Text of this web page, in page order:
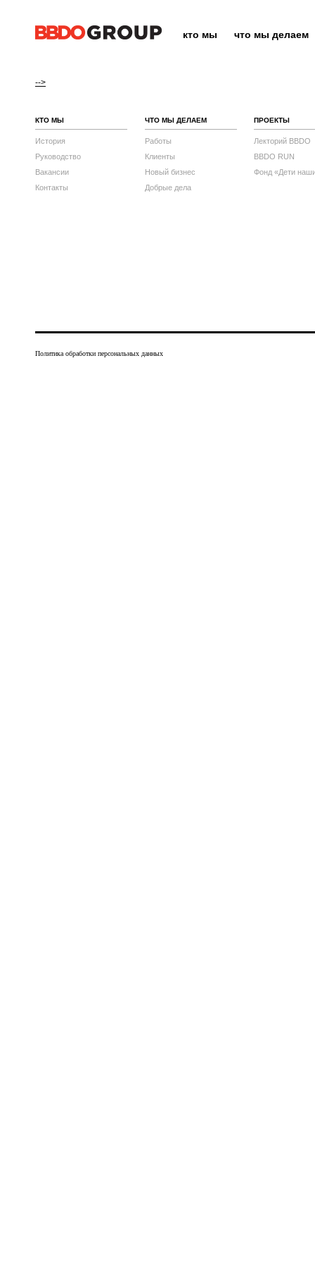
кто мы что мы делаем
-->
КТО МЫ
История
Руководство
Вакансии
Контакты
ЧТО МЫ ДЕЛАЕМ
Работы
Клиенты
Новый бизнес
Добрые дела
ПРОЕКТЫ
Лекторий BBDO
BBDO RUN
Фонд «Дети
Политика обработки персональных данных